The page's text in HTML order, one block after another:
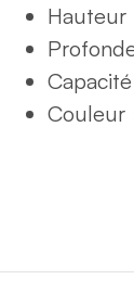
Couleur